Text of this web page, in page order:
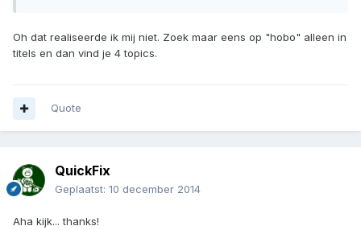
Oh dat realiseerde ik mij niet. Zoek maar eens op "hobo" alleen in
titels en dan vind je 4 topics.
Quote
QuickFix
Geplaatst: 10 december 2014
Aha kijk... thanks!